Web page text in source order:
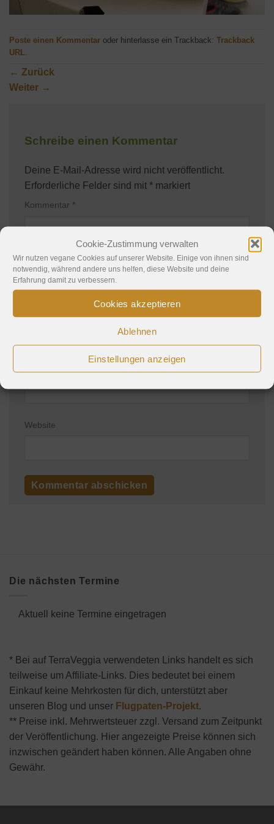
Cookie-Zustimmung verwalten
Wir nutzen vegane Cookies auf unserer Website. Einige von ihnen sind
notwendig, während andere uns helfen, diese Website und deine
Erfahrung damit zu verbessern.
Cookies akzeptieren
Ablehnen
Einstellungen anzeigen
Poste einen Kommentar oder hinterlasse ein Trackback: Trackback
URL
← Zurück
Weiter →
Schreibe einen Kommentar
Deine E-Mail-Adresse wird nicht veröffentlicht.
Erforderliche Felder sind mit * markiert
Kommentar *
Website
Die nächsten Termine
Aktuell keine Termine eingetragen
* Bei auf TerraVeggia verwendeten Links handelt es sich
teilweise um Affiliate-Links. Dies bedeutet bei einem
Einkauf keine Mehrkosten für dich, unterstützt aber
unseren Blog und unser Flugpaten-Projekt.
** Preise inkl. Mehrwertsteuer zzgl. Versand zum Zeitpunkt
der Veröffentlichung. Hier angezeigte Preise können sich
inzwischen geändert haben können. Alle Angaben ohne
Gewähr.